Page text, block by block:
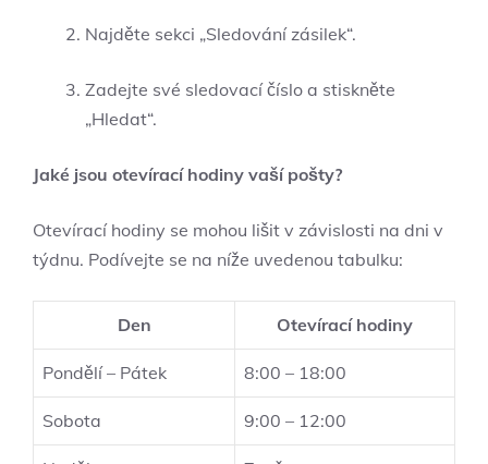
Najděte sekci „Sledování zásilek“.
Zadejte své sledovací číslo a stiskněte
„Hledat“.
Jaké jsou otevírací hodiny vaší pošty?
Otevírací hodiny se mohou lišit v závislosti na dni v
týdnu. Podívejte se na níže uvedenou tabulku:
Den Otevírací hodiny
Pondělí – Pátek 8:00 – 18:00
Sobota 9:00 – 12:00